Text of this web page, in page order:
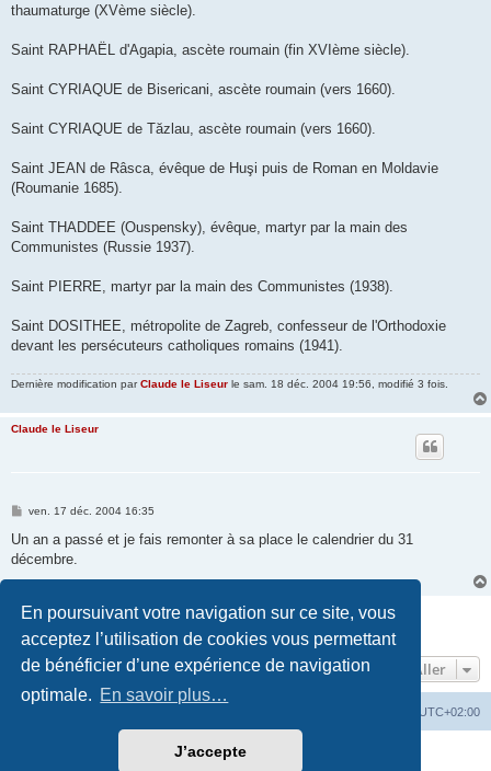
En poursuivant votre navigation sur ce site, vous
acceptez l’utilisation de cookies vous permettant
de bénéficier d’une expérience de navigation
optimale. En savoir plus…
J’accepte
thaumaturge (XVème siècle).
Saint RAPHAËL d'Agapia, ascète roumain (fin XVIème siècle).
Saint CYRIAQUE de Bisericani, ascète roumain (vers 1660).
Saint CYRIAQUE de Tăzlau, ascète roumain (vers 1660).
Saint JEAN de Râsca, évêque de Huşi puis de Roman en Moldavie
(Roumanie 1685).
Saint THADDEE (Ouspensky), évêque, martyr par la main des
Communistes (Russie 1937).
Saint PIERRE, martyr par la main des Communistes (1938).
Saint DOSITHEE, métropolite de Zagreb, confesseur de l'Orthodoxie
devant les persécuteurs catholiques romains (1941).
Dernière modification parClaude le Liseur le sam. 18 déc. 2004 19:56, modifié 3 fois.
Claude le Liseur
M
s
a
ven. 17 déc. 2004 16:35
Un an a passé et je fais remonter à sa place le calendrier du 31
décembre.
Répondre
2 messages • Page1sur 1
Aller
UTC+02:00
phpBB® Forum Software © phpBB Limited